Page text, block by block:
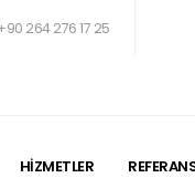
264 276 17 25
HİZMETLER